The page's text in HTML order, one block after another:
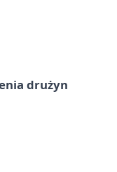
drużyn